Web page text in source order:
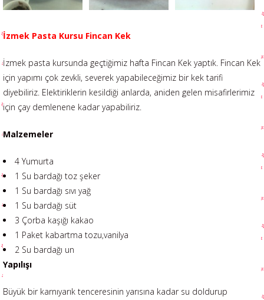
İzmek Pasta Kursu Fincan Kek
İzmek pasta kursunda geçtiğimiz hafta Fincan Kek yaptık. Fincan Kek
için yapımı çok zevkli, severek yapabileceğimiz bir kek tarifi
diyebiliriz. Elektiriklerin kesildiği anlarda, aniden gelen misafirlerimiz
için çay demlenene kadar yapabiliriz.
Malzemeler
4 Yumurta
1 Su bardağı toz şeker
1 Su bardağı sıvı yağ
1 Su bardağı süt
3 Çorba kaşığı kakao
1 Paket kabartma tozu,vanilya
2 Su bardağı un
Yapılışı
Büyük bir karnıyarık tenceresinin yarısına kadar su doldurup